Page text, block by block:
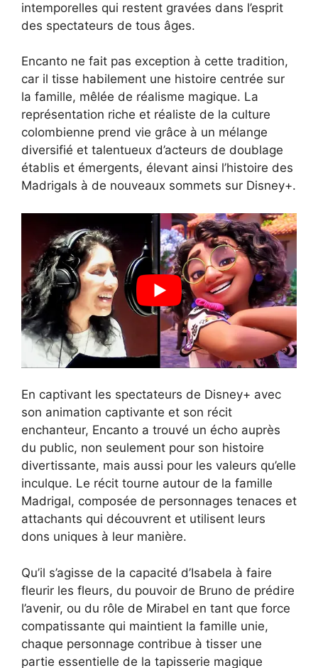
intemporelles qui restent gravées dans l’esprit
des spectateurs de tous âges.
Encanto ne fait pas exception à cette tradition,
car il tisse habilement une histoire centrée sur
la famille, mêlée de réalisme magique. La
représentation riche et réaliste de la culture
colombienne prend vie grâce à un mélange
diversifié et talentueux d’acteurs de doublage
établis et émergents, élevant ainsi l’histoire des
Madrigals à de nouveaux sommets sur Disney+.
En captivant les spectateurs de Disney+ avec
son animation captivante et son récit
enchanteur, Encanto a trouvé un écho auprès
du public, non seulement pour son histoire
divertissante, mais aussi pour les valeurs qu’elle
inculque. Le récit tourne autour de la famille
Madrigal, composée de personnages tenaces et
attachants qui découvrent et utilisent leurs
dons uniques à leur manière.
Qu’il s’agisse de la capacité d’Isabela à faire
fleurir les fleurs, du pouvoir de Bruno de prédire
l’avenir, ou du rôle de Mirabel en tant que force
compatissante qui maintient la famille unie,
chaque personnage contribue à tisser une
partie essentielle de la tapisserie magique